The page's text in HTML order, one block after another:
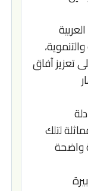
تعزيز آفاق
لتلك
واضحة